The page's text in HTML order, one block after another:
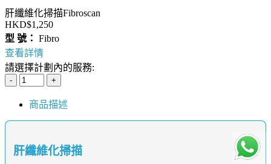
肝纖維化掃描Fibroscan
HKD$1,250
型 號： Fibro
查看詳情
請選擇計劃內的服務:
商品描述
肝纖維化掃描